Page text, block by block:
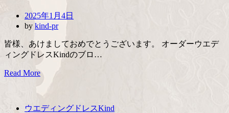
Posted
on
2025年1月4日
by kind-pr
皆様、あけましておめでとうございます。 オーダーウエデ
ィングドレスKindのブロ…
Read More
ウエディングドレスKind